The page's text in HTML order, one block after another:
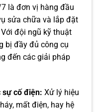
là đơn vị hàng đầu
sửa chữa và lắp đặt
đội ngũ kỹ thuật
bị đầy đủ công cụ
đến các giải pháp
sự cố điện: Xử lý hiệu
mất điện, hay hệ